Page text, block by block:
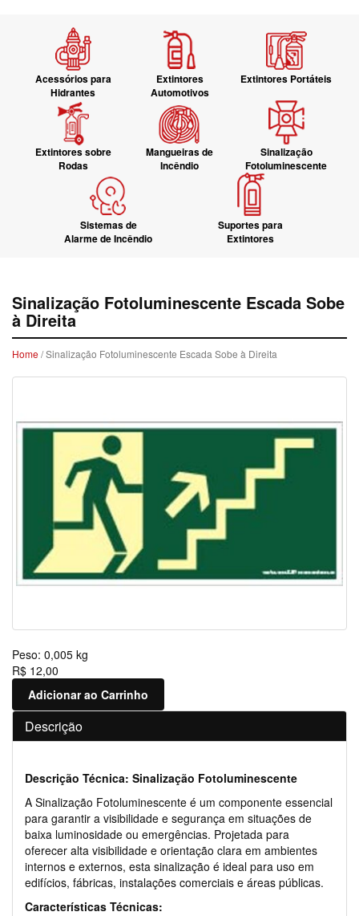
Acessórios para
Hidrantes
Extintores
Automotivos
Extintores Portáteis
Extintores sobre
Rodas
Mangueiras de
Incêndio
Sinalização
Fotoluminescente
Sistemas de
Alarme de Incêndio
Suportes para
Extintores
Sinalização Fotoluminescente Escada Sobe
à Direita
Home/ Sinalização Fotoluminescente Escada Sobe à Direita
Peso: 0,005 kg
R$ 12,00
Adicionar ao Carrinho
Descrição
Descrição Técnica: Sinalização Fotoluminescente
A Sinalização Fotoluminescente é um componente essencial
para garantir a visibilidade e segurança em situações de
baixa luminosidade ou emergências. Projetada para
oferecer alta visibilidade e orientação clara em ambientes
internos e externos, esta sinalização é ideal para uso em
edifícios, fábricas, instalações comerciais e áreas públicas.
Características Técnicas: